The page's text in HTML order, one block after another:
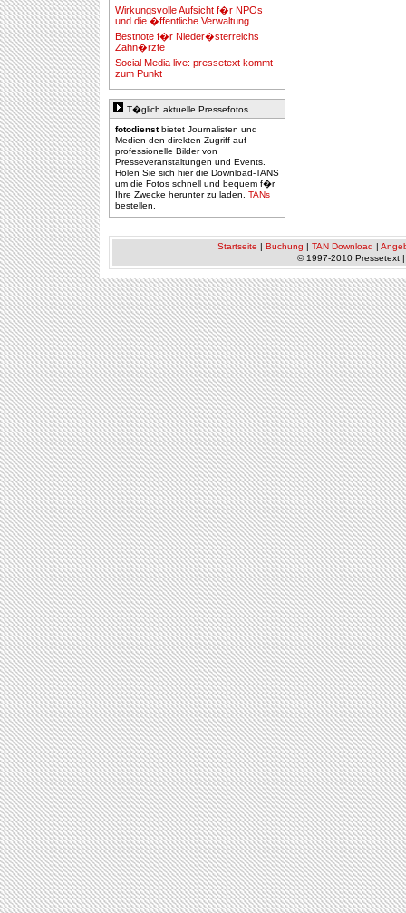
Wirkungsvolle Aufsicht f�r NPOs
und die �ffentliche Verwaltung
Bestnote f�r Nieder�sterreichs
Zahn�rzte
Social Media live: pressetext kommt
zum Punkt
T�glich aktuelle Pressefotos
fotodienstbietet Journalisten und
Medien den direkten Zugriff auf
professionelle Bilder von
Presseveranstaltungen und Events.
Holen Sie sich hier die Download-TANS
um die Fotos schnell und bequem f�r
Ihre Zwecke herunter zu laden. TANs
bestellen.
Startseite | Buchung | TAN Download |
© 1997-2010 Pressetext